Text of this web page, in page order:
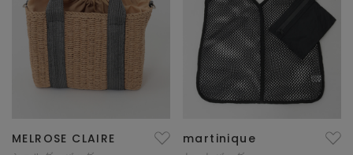
MELROSE CLAIRE martinique